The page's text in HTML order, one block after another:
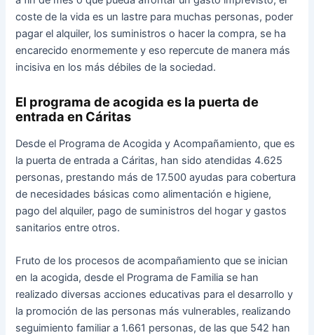
coste de la vida es un lastre para muchas personas, poder
pagar el alquiler, los suministros o hacer la compra, se ha
encarecido enormemente y eso repercute de manera más
incisiva en los más débiles de la sociedad.
El programa de acogida es la puerta de
entrada en Cáritas
Desde el Programa de Acogida y Acompañamiento, que es
la puerta de entrada a Cáritas, han sido atendidas 4.625
personas, prestando más de 17.500 ayudas para cobertura
de necesidades básicas como alimentación e higiene,
pago del alquiler, pago de suministros del hogar y gastos
sanitarios entre otros.
Fruto de los procesos de acompañamiento que se inician
en la acogida, desde el Programa de Familia se han
realizado diversas acciones educativas para el desarrollo y
la promoción de las personas más vulnerables, realizando
seguimiento familiar a 1.661 personas, de las que 542 han